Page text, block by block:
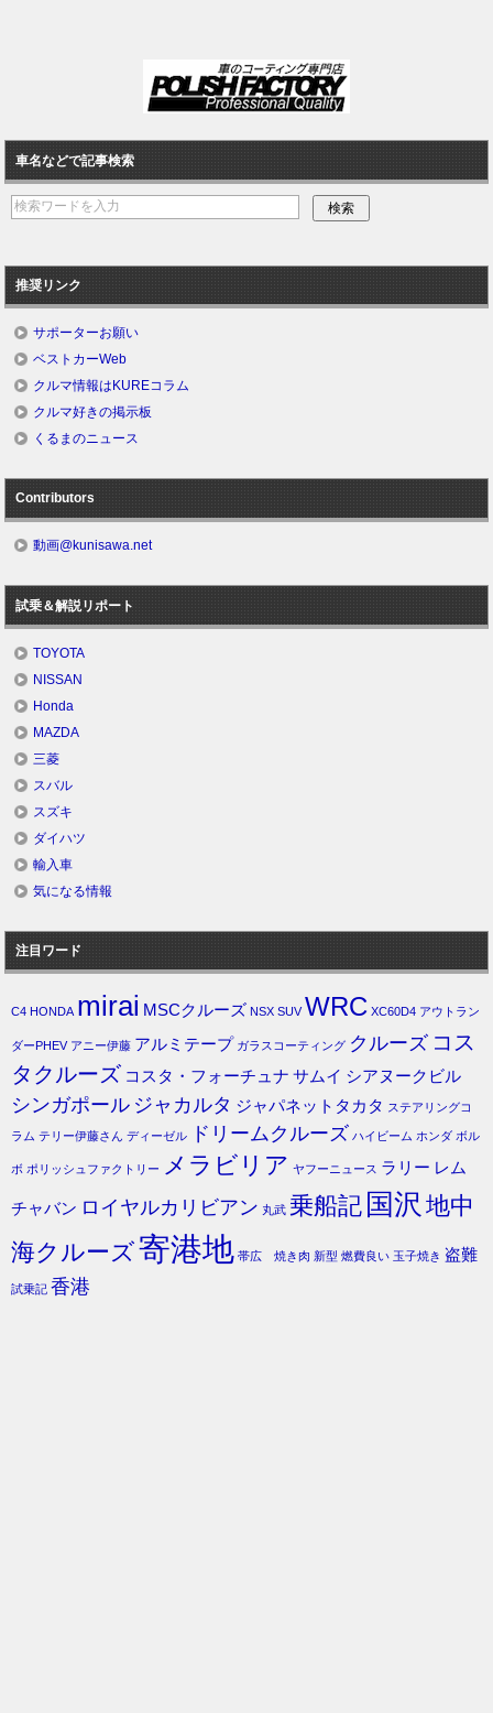
車名などで記事検索
推奨リンク
サポーターお願い
ベストカーWeb
クルマ情報はKUREコラム
クルマ好きの掲示板
くるまのニュース
Contributors
動画@kunisawa.net
試乗＆解説リポート
TOYOTA
NISSAN
Honda
MAZDA
三菱
スバル
スズキ
ダイハツ
輸入車
気になる情報
注目ワード
C4 HONDA mirai MSCクルーズ NSX SUV WRC XC60D4 アウトラン
ダーPHEV アニー伊藤 アルミテープ ガラスコーティング クルーズ コス
タクルーズ コスタ・フォーチュナ サムイ シアヌークビル
シンガポール ジャカルタ ジャパネットタカタ ステアリングコ
ラム テリー伊藤さん ディーゼル ドリームクルーズ ハイビーム ホンダ ボル
ボ ポリッシュファクトリー メラビリア ヤフーニュース ラリー レム
チャバン ロイヤルカリビアン 丸武 乗船記 国沢 地中
海クルーズ寄港地 帯広 焼き肉 新型 燃費良い 玉子焼き 盗難
試乗記 香港